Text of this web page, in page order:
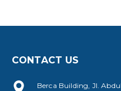
CONTACT US
Berca Building, Jl.